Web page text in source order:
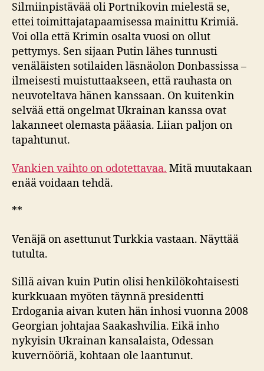
Silmiinpistävää oli Portnikovin mielestä se,
ettei toimittajatapaamisessa mainittu Krimiä.
Voi olla että Krimin osalta vuosi on ollut
pettymys. Sen sijaan Putin lähes tunnusti
venäläisten sotilaiden läsnäolon Donbassissa –
ilmeisesti muistuttaakseen, että rauhasta on
neuvoteltava hänen kanssaan. On kuitenkin
selvää että ongelmat Ukrainan kanssa ovat
lakanneet olemasta pääasia. Liian paljon on
tapahtunut.
Vankien vaihto on odotettavaa. Mitä muutakaan
enää voidaan tehdä.
**
Venäjä on asettunut Turkkia vastaan. Näyttää
tutulta.
Sillä aivan kuin Putin olisi henkilökohtaisesti
kurkkuaan myöten täynnä presidentti
Erdogania aivan kuten hän inhosi vuonna 2008
Georgian johtajaa Saakashvilia. Eikä inho
nykyisin Ukrainan kansalaista, Odessan
kuvernööriä, kohtaan ole laantunut.